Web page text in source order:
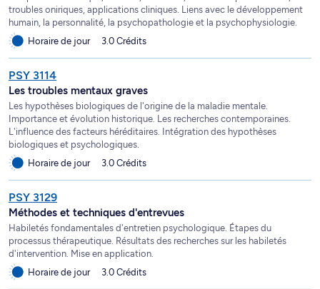
troubles oniriques, applications cliniques. Liens avec le développement
humain, la personnalité, la psychopathologie et la psychophysiologie.
Horaire de jour
3.0 Crédits
PSY 3114
Les troubles mentaux graves
Les hypothèses biologiques de l'origine de la maladie mentale.
Importance et évolution historique. Les recherches contemporaines.
L'influence des facteurs héréditaires. Intégration des hypothèses
biologiques et psychologiques.
Horaire de jour
3.0 Crédits
PSY 3129
Méthodes et techniques d'entrevues
Habiletés fondamentales d'entretien psychologique. Étapes du
processus thérapeutique. Résultats des recherches sur les habiletés
d'intervention. Mise en application.
Horaire de jour
3.0 Crédits